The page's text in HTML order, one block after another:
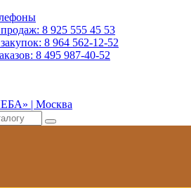
8 925 555 45 53
8 964 562-12-52
8 495 987-40-52